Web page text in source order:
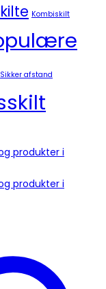
Kombiskilt
Sikker afstand